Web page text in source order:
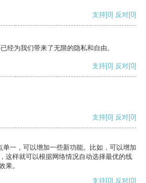
支持[0] 反对[0]
经为我们带来了无限的隐私和自由。
支持[0] 反对[0]
支持[0] 反对[0]
单一，可以增加一些新功能。比如，可以增加
这样就可以根据网络情况自动选择最优的线
果。
支持[0] 反对[0]